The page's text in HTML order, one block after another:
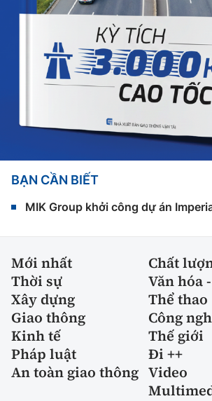
BẠN CẦN BIẾT
MIK Group khởi công dự án
Mới nhất
Chất
Thời sự
Văn hóa
Xây dựng
Thể thao
Giao thông
Công
Kinh tế
Thế giới
Pháp luật
Đi ++
An toàn giao thông Video